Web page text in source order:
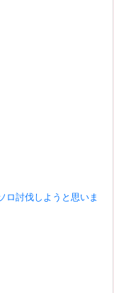
ロ討伐しようと思いま